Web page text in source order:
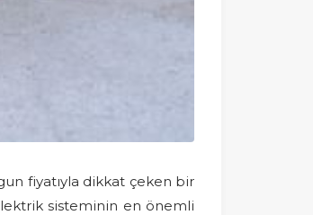
fiyatıyla dikkat çeken bir
sisteminin en önemli